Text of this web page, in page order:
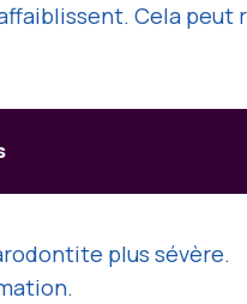
Cela peut
plus sévère.